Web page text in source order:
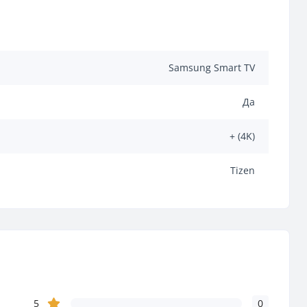
Samsung Smart TV
Да
+ (4K)
Tizen
5 0